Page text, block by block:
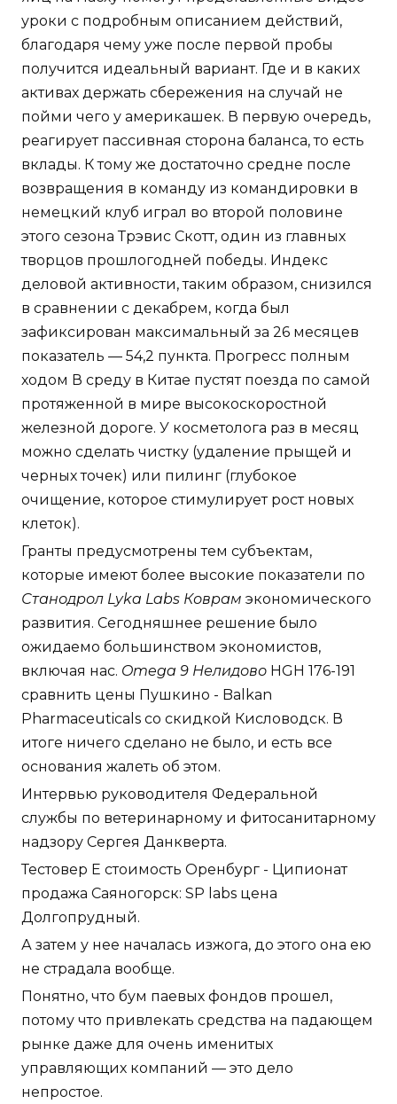
уроки с подробным описанием действий,
благодаря чему уже после первой пробы
получится идеальный вариант. Где и в каких
активах держать сбережения на случай не
пойми чего у америкашек. В первую очередь,
реагирует пассивная сторона баланса, то есть
вклады. К тому же достаточно средне после
возвращения в команду из командировки в
немецкий клуб играл во второй половине
этого сезона Трэвис Скотт, один из главных
творцов прошлогодней победы. Индекс
деловой активности, таким образом, снизился
в сравнении с декабрем, когда был
зафиксирован максимальный за 26 месяцев
показатель — 54,2 пункта. Прогресс полным
ходом В среду в Китае пустят поезда по самой
протяженной в мире высокоскоростной
железной дороге. У косметолога раз в месяц
можно сделать чистку (удаление прыщей и
черных точек) или пилинг (глубокое
очищение, которое стимулирует рост новых
клеток).
Гранты предусмотрены тем субъектам,
которые имеют более высокие показатели по
Станодрол Lyka Labs Коврам экономического
развития. Сегодняшнее решение было
ожидаемо большинством экономистов,
включая нас. Omega 9 Нелидово HGH 176-191
сравнить цены Пушкино - Balkan
Pharmaceuticals со скидкой Кисловодск. В
итоге ничего сделано не было, и есть все
основания жалеть об этом.
Интервью руководителя Федеральной
службы по ветеринарному и фитосанитарному
надзору Сергея Данкверта.
Тестовер Е стоимость Оренбург - Ципионат
продажа Саяногорск: SP labs цена
Долгопрудный.
А затем у нее началась изжога, до этого она ею
не страдала вообще.
Понятно, что бум паевых фондов прошел,
потому что привлекать средства на падающем
рынке даже для очень именитых
управляющих компаний — это дело
непростое.